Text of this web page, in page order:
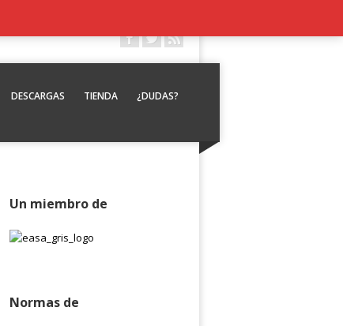
DESCARGAS TIENDA ¿DUDAS?
Un miembro de
Normas de